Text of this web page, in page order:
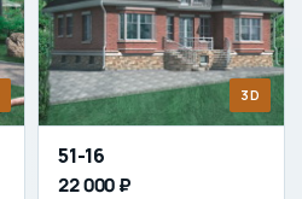
3D
51-16
22 000 ₽